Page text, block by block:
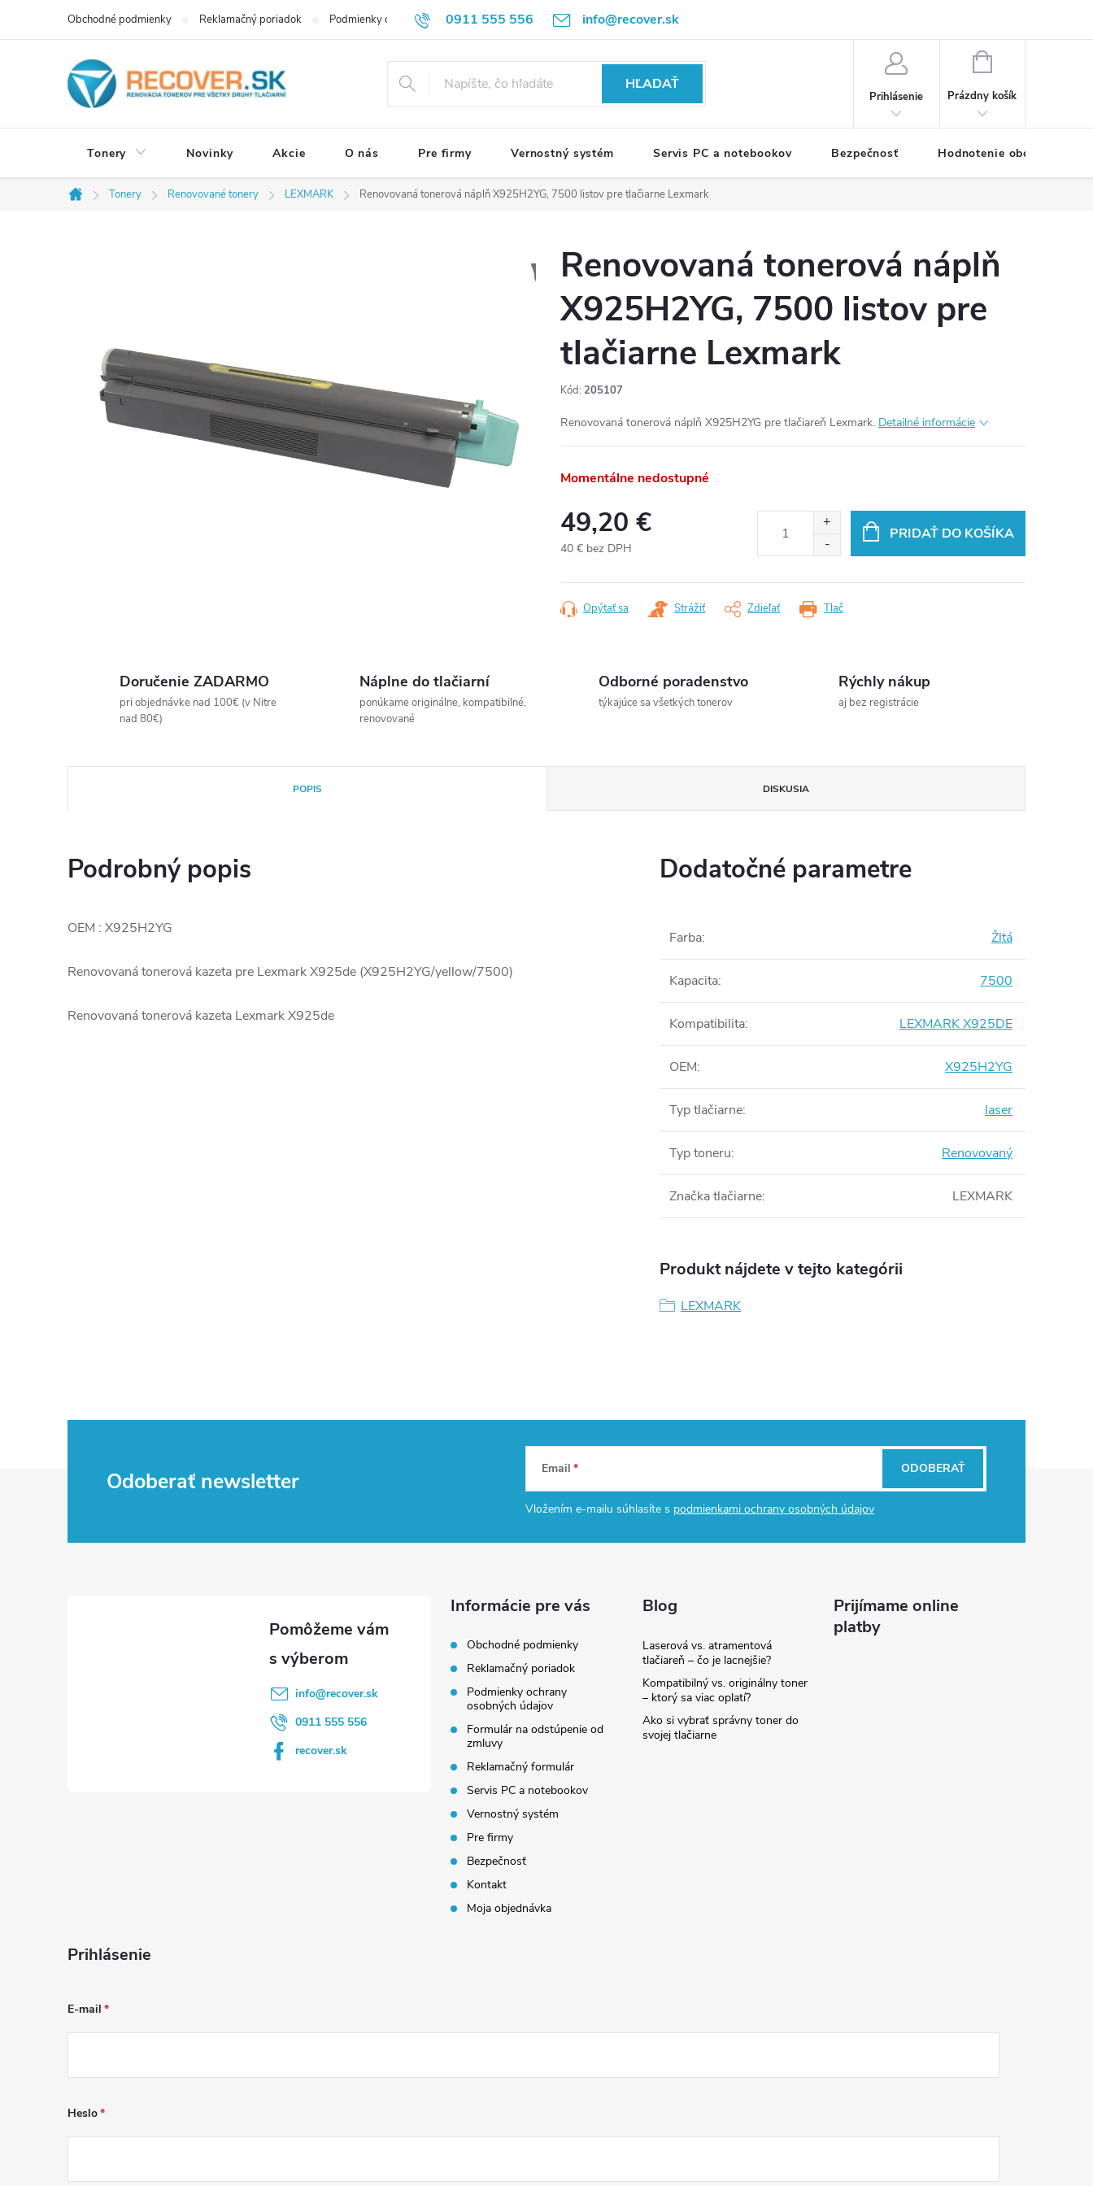
0911 555 556 info@recover.sk
Obchodné podmienky Reklamačný poriadok Podmienky ochrany osobných údajov Formulár na odstúpenie od zmluvy
HĽADAŤ
Prihlásenie
NÁKUPNÝ
Prázdny košík
Tonery Novinky Akcie O nás Pre firmy Vernostný systém Servis PC a notebookov Bezpečnosť Hodnotenie obchodu
Domov
Tonery Renovované tonery LEXMARK Renovovaná tonerová náplň X925H2YG, 7500 listov pre tlačiarne Lexmark
Renovovaná tonerová náplň
X925H2YG, 7500 listov pre
tlačiarne Lexmark
Kód: 205107
Renovovaná tonerová náplň X925H2YG pre tlačiareň Lexmark. Detailné informácie
Momentálne nedostupné
49,20 €
40 € bez DPH
cena:
PRIDAŤ DO KOŠÍKA
Tlač
Opýtať sa Strážiť Zdieľať
Doručenie ZADARMO
pri objednávke nad 100€ (v Nitre
nad 80€)
Náplne do tlačiarní
ponúkame originálne, kompatibilné,
renovované
Odborné poradenstvo
týkajúce sa všetkých tonerov
Rýchly nákup
aj bez registrácie
POPIS DISKUSIA
Podrobný popis
OEM : X925H2YG
Renovovaná tonerová kazeta pre Lexmark X925de (X925H2YG/yellow/7500)
Renovovaná tonerová kazeta Lexmark X925de
Dodatočné parametre
Farba: Žltá
Kapacita: 7500
Kompatibilita: LEXMARK X925DE
OEM: X925H2YG
Typ tlačiarne: laser
Typ toneru: Renovovaný
Značka tlačiarne: LEXMARK
Produkt nájdete v tejto kategórii
LEXMARK
Odoberať newsletter Email
Vložením e-mailu súhlasíte s podmienkami ochrany osobných údajov
ODOBERAŤ
info@recover.sk
0911 555 556
recover.sk
Informácie pre vás
Obchodné podmienky
Reklamačný poriadok
Podmienky ochrany
osobných údajov
Formulár na odstúpenie od
zmluvy
Reklamačný formulár
Servis PC a notebookov
Vernostný systém
Pre firmy
Bezpečnosť
Kontakt
Moja objednávka
Blog
Laserová vs. atramentová
tlačiareň – čo je lacnejšie?
Kompatibilný vs. originálny toner
– ktorý sa viac oplatí?
Ako si vybrať správny toner do
svojej tlačiarne
Prijímame online
platby
Prihlásenie
E-mail
Heslo